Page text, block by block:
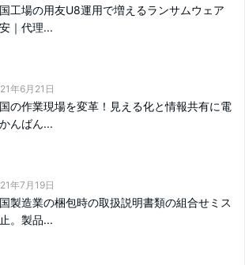
工場の用友U8運用で増えるランサムウェア
｜代理...
年6月21日
の作業現場を変革！見える化と情報共有に電
んばん...
年7月19日
製造業の梱包時の取扱説明書類の組合せミス
。製品...